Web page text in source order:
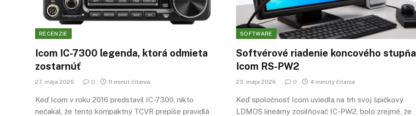
RECENZIE
Icom IC-7300 legenda, ktorá odmieta
zostarnúť
27. mája 2026 0 11 minút čítania
Keď Icom v roku 2016 predstavil IC-7300, nikto
nečakal, že tento kompaktný TCVR prepíše pravidlá
SOFTWARE
Softvérové riadenie koncového stupňa
Icom RS-PW2
23. mája 2026 0 4 minúty čítania
Keď spoločnosť Icom uviedla na trh svoj špičkový
LDMOS lineárny zosilňovač IC-PW2, bolo zrejmé, že